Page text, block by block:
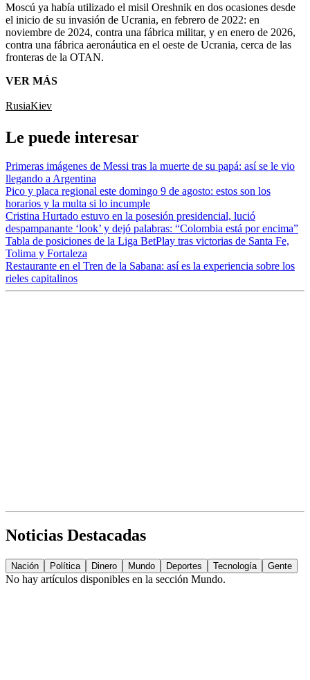
Moscú ya había utilizado el misil Oreshnik en dos ocasiones desde
el inicio de su invasión de Ucrania, en febrero de 2022: en
noviembre de 2024, contra una fábrica militar, y en enero de 2026,
contra una fábrica aeronáutica en el oeste de Ucrania, cerca de las
fronteras de la OTAN.
VER MÁS
RusiaKiev
Le puede interesar
Primeras imágenes de Messi tras la muerte de su papá: así se le vio
llegando a Argentina
Pico y placa regional este domingo 9 de agosto: estos son los
horarios y la multa si lo incumple
Cristina Hurtado estuvo en la posesión presidencial, lució
despampanante ‘look’ y dejó palabras: “Colombia está por encima”
Tabla de posiciones de la Liga BetPlay tras victorias de Santa Fe,
Tolima y Fortaleza
Restaurante en el Tren de la Sabana: así es la experiencia sobre los
rieles capitalinos
Noticias Destacadas
Nación Política Dinero Mundo Deportes Tecnología Gente
No hay artículos disponibles en la sección Mundo.